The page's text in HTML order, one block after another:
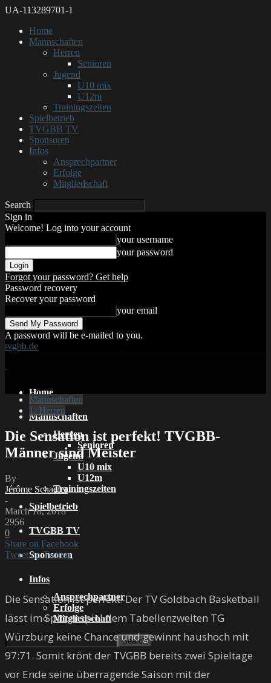
UA-113289701-1
Home
Mannschaften
Herren
Senioren
Jugend
U10 mix
U12m
Trainingszeiten
Spielbetrieb
TVGBB TV
Sponsoren
Infos
Ansprechpartner
Erfolge
Mitgliedschaft
Search
Sign in
Welcome! Log into your account
your username
your password
Forgot your password? Get help
Password recovery
Recover your password
your email
A password will be e-mailed to you.
tvgbb.de
Home
Mannschaften
Herren
Senioren
Jugend
U10 mix
U12m
Trainingszeiten
Spielbetrieb
TVGBB TV
Sponsoren
Infos
Ansprechpartner
Erfolge
Mitgliedschaft
Mannschaften
1. Herren
Die Sensation ist perfekt! TVGBB-
Männer sind Meister
By
Jérôme Schaefer
-
March 18, 2018
2956
0
Share on Facebook
Tweet on Twitter
Die Sensation ist perfekt! Der TV Goldbach Basketball
lässt im Spitzenspiel dem Tabellenzweiten TG
Würzburg keine Chance und gewinnt haushoch mit
97:71. Somit krönt der TVGBB bereits zwei Spieltage
vor Ende seine überragende Saison mit der